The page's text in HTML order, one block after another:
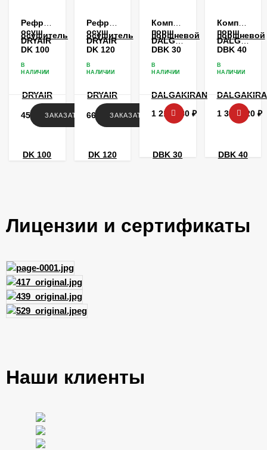
Рефрижераторный
осушитель
DRYAIR
DK 100
В
НАЛИЧИИ
456 936 ₽
ЗАКАЗАТЬ
Рефрижераторный
осушитель
DRYAIR
DK 120
В
НАЛИЧИИ
662 652 ₽
ЗАКАЗАТЬ
Компрессор
поршневой
DALGAKIRAN
DBK 30
В
НАЛИЧИИ
1 218 180 ₽
поршневой
DBK 40
В
НАЛИЧИИ
1 317 720 ₽
Лицензии и сертификаты
Наши клиенты